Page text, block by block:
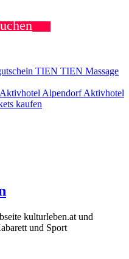
TIEN TIEN Massage
Alpendorf Aktivhotel
kaufen
kulturleben.at und
und Sport